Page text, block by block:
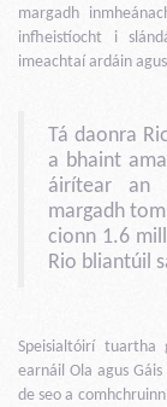
margadh
infheistíocht i
imeachtaí ardáin
Tá daonra
a bhaint
áirítear an
margadh
cionn 1.6
Rio bliantúil
Speisialtóirí tuartha
earnáil Ola agus
de seo a